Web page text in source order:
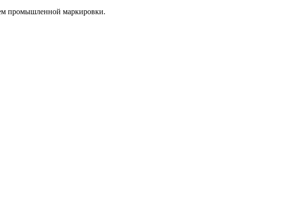
промышленной маркировки.